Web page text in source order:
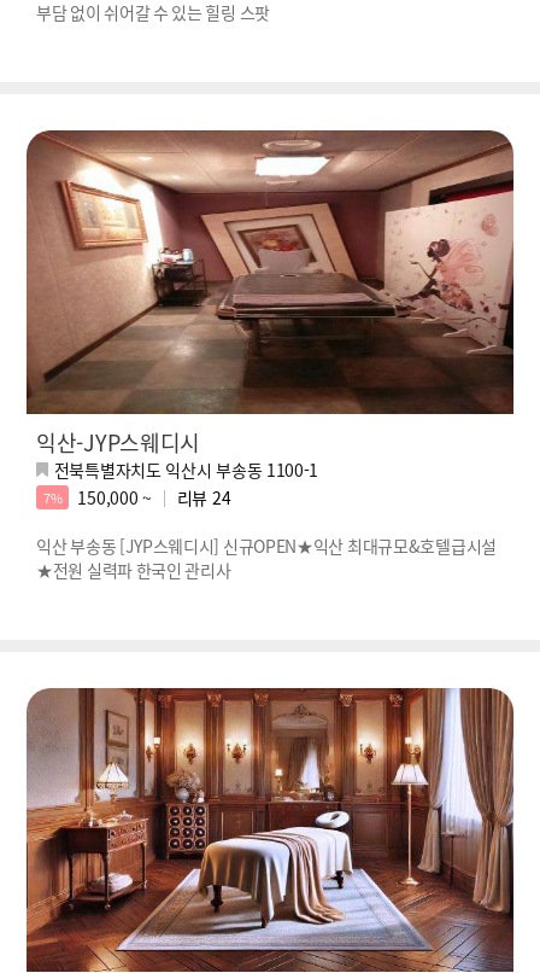
부담 없이 쉬어갈 수 있는 힐링 스팟
익산-JYP스웨디시
전북특별자치도 익산시 부송동 1100-1
7% 150,000 ~ 리뷰 24
익산 부송동 [JYP스웨디시] 신규OPEN★익산 최대규모&호텔급시설
★전원 실력파 한국인 관리사